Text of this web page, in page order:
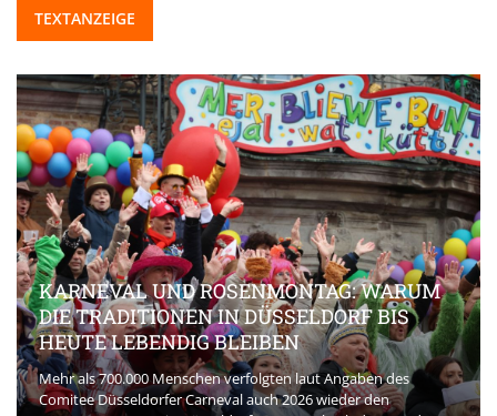
TEXTANZEIGE
KARNEVAL UND ROSENMONTAG: WARUM
DIE TRADITIONEN IN DÜSSELDORF BIS
HEUTE LEBENDIG BLEIBEN
Mehr als 700.000 Menschen verfolgten laut Angaben des
Comitee Düsseldorfer Carneval auch 2026 wieder den